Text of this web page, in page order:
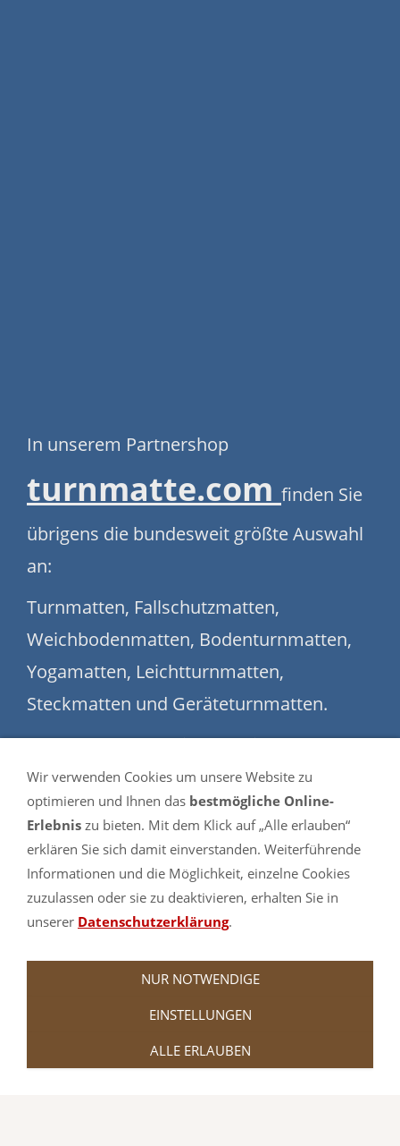
In unserem Partnershop
turnmatte.com finden Sie
übrigens die bundesweit größte Auswahl
an:
Turnmatten, Fallschutzmatten,
Weichbodenmatten, Bodenturnmatten,
Yogamatten, Leichtturnmatten,
Steckmatten und Geräteturnmatten.
Auch Sonderanfertigungen in Ihren
Wunschmaßen sind möglich.
Ein Besuch lohnt sich. Lassen Sie sich von
dem umfangreichen Sortiment
überzeugen.
Wir verwenden Cookies um unsere Website zu
optimieren und Ihnen das bestmögliche Online-
Erlebnis zu bieten. Mit dem Klick auf „Alle erlauben“
erklären Sie sich damit einverstanden. Weiterführende
Informationen und die Möglichkeit, einzelne Cookies
zuzulassen oder sie zu deaktivieren, erhalten Sie in
unserer Datenschutzerklärung.
NUR NOTWENDIGE
EINSTELLUNGEN
ALLE ERLAUBEN